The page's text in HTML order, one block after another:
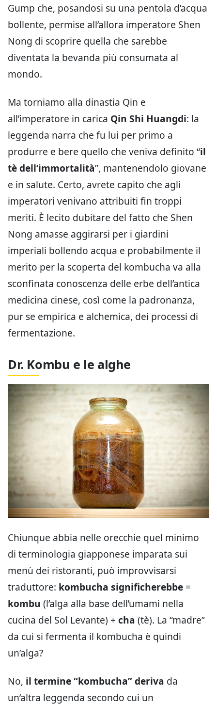
Gump che, posandosi su una pentola d’acqua
bollente, permise all’allora imperatore Shen
Nong di scoprire quella che sarebbe
diventata la bevanda più consumata al
mondo.
Ma torniamo alla dinastia Qin e
all’imperatore in carica Qin Shi Huangdi: la
leggenda narra che fu lui per primo a
produrre e bere quello che veniva definito “il
tè dell’immortalità”, mantenendolo giovane
e in salute. Certo, avrete capito che agli
imperatori venivano attribuiti fin troppi
meriti. È lecito dubitare del fatto che Shen
Nong amasse aggirarsi per i giardini
imperiali bollendo acqua e probabilmente il
merito per la scoperta del kombucha va alla
sconfinata conoscenza delle erbe dell’antica
medicina cinese, così come la padronanza,
pur se empirica e alchemica, dei processi di
fermentazione.
Dr. Kombu e le alghe
Chiunque abbia nelle orecchie quel minimo
di terminologia giapponese imparata sui
menù dei ristoranti, può improvvisarsi
traduttore: kombucha significherebbe =
kombu (l’alga alla base dell’umami nella
cucina del Sol Levante) + cha (tè). La “madre”
da cui si fermenta il kombucha è quindi
un’alga?
No, il termine “kombucha” deriva da
un’altra leggenda secondo cui un